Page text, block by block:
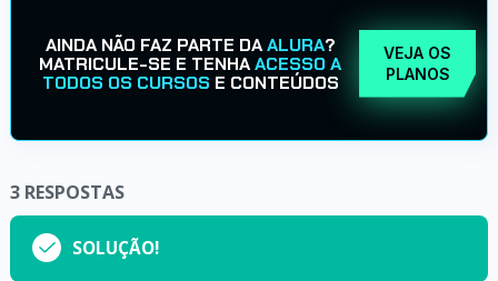
AINDA NÃO FAZ PARTE DAALURA?
MATRICULE-SE E TENHAACESSO A
TODOS OS CURSOS E CONTEÚDOS
VEJA OS
PLANOS
3 RESPOSTAS
SOLUÇÃO!